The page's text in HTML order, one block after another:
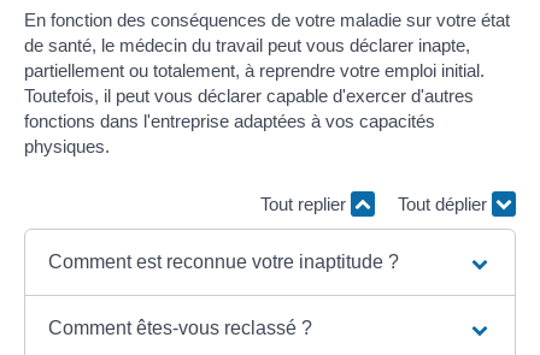
En fonction des conséquences de votre maladie sur votre état
de santé, le médecin du travail peut vous déclarer inapte,
partiellement ou totalement, à reprendre votre emploi initial.
Toutefois, il peut vous déclarer capable d'exercer d'autres
fonctions dans l'entreprise adaptées à vos capacités
physiques.
Tout replier Tout déplier
Comment est reconnue votre inaptitude ?
Comment êtes-vous reclassé ?